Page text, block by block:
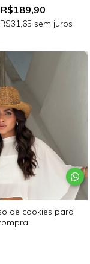
de cookies para
R$189,90
R$31,65 sem juros